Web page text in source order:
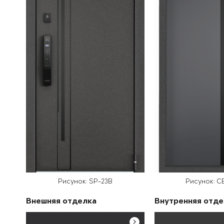
Рисунок: SP-23B
Внешняя отделка
Рисунок:
Внутренняя